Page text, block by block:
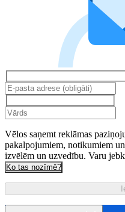
Vēlos saņemt reklāmas
pakalpojumiem, notikumiem
izvēlēm un uzvedību. Varu
Ko tas nozīmē?